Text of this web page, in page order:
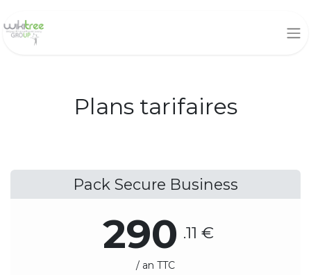
Plans tarifaires
Pack Secure Business
290 .11 €
/ an TTC